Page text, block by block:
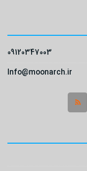
09120347003
Info@moonarch.ir